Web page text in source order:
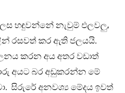
හඳුවන්නේ නැවුම් එලවලු,
රසවත් කර ඇති ජලයයි.
කරන අය අතර වඩාත්
අයට බර අඩුකරන්න මේ
සිරුරේ අනවශ්‍ය මේදය ඉවත්